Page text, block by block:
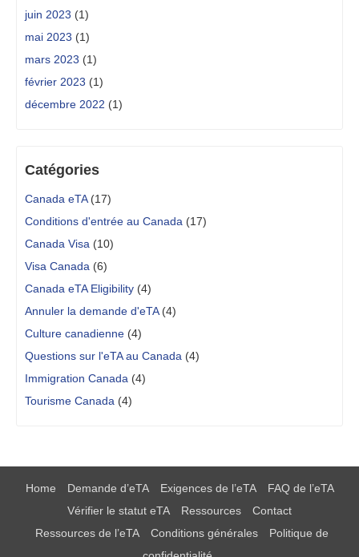
juin 2023 (1)
mai 2023 (1)
mars 2023 (1)
février 2023 (1)
décembre 2022 (1)
Catégories
Canada eTA(17)
Conditions d'entrée au Canada (17)
Canada Visa (10)
Visa Canada (6)
Canada eTA Eligibility (4)
Annuler la demande d'eTA(4)
Culture canadienne (4)
Questions sur l'eTA au Canada (4)
Immigration Canada (4)
Tourisme Canada (4)
Home Demande d’eTA Exigences de l’eTA
FAQ de l’eTA
Vérifier le statut eTA
Ressources
Contact
Ressources de l’eTA
Conditions générales
Politique de